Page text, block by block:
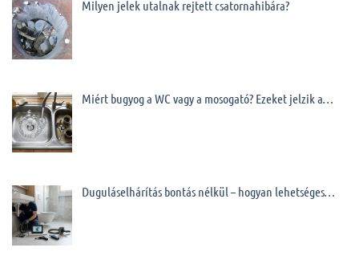
Milyen jelek utalnak rejtett csatornahibára?
Miért bugyog a WC vagy a mosogató? Ezeket jelzik a…
Duguláselhárítás bontás nélkül – hogyan lehetséges…